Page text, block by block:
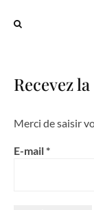
Recevez
Merci de saisir
E-mail*